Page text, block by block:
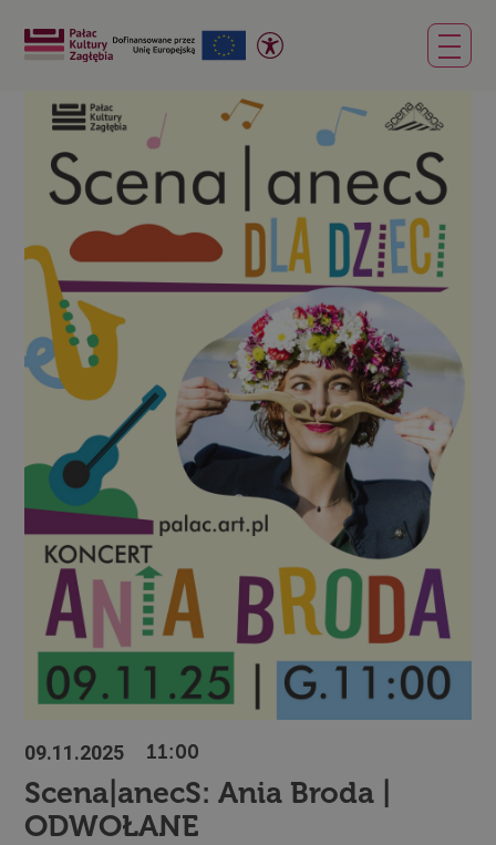
09.11.2025 11:00
Scena|anecS: Ania Broda |
ODWOŁANE